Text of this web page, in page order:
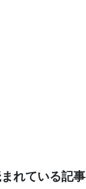
リアム・
終段階に典型
れている記事